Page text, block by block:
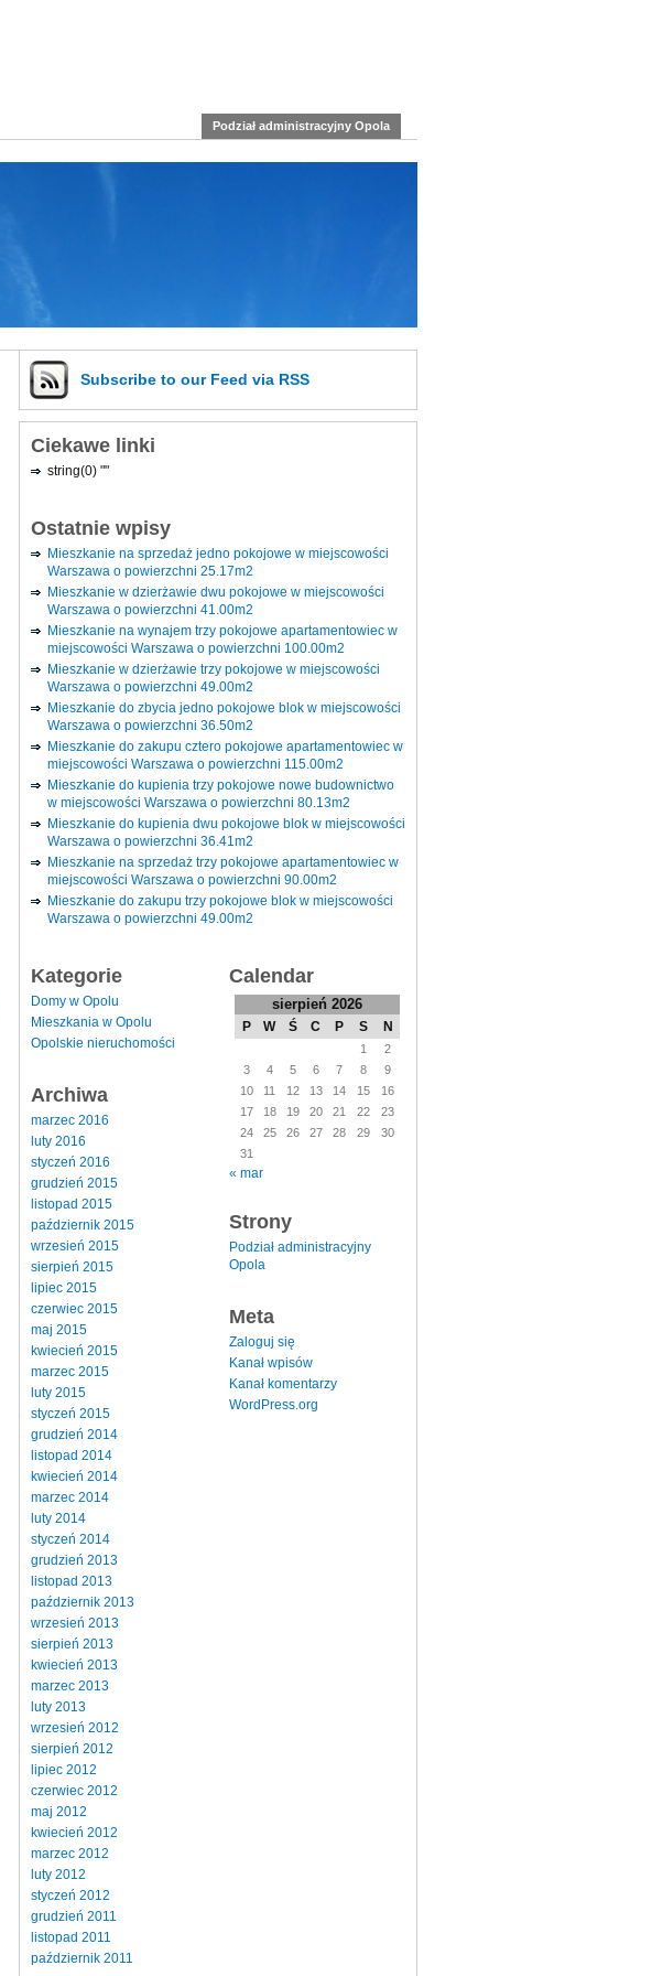
Podział administracyjny Opola
Subscribe to our Feed via RSS
Ciekawe linki
string(0) ""
Ostatnie wpisy
Mieszkanie na sprzedaż jedno pokojowe w miejscowości
Warszawa o powierzchni 25.17m2
Mieszkanie w dzierżawie dwu pokojowe w miejscowości
Warszawa o powierzchni 41.00m2
Mieszkanie na wynajem trzy pokojowe apartamentowiec w
miejscowości Warszawa o powierzchni 100.00m2
Mieszkanie w dzierżawie trzy pokojowe w miejscowości
Warszawa o powierzchni 49.00m2
Mieszkanie do zbycia jedno pokojowe blok w miejscowości
Warszawa o powierzchni 36.50m2
Mieszkanie do zakupu cztero pokojowe apartamentowiec w
miejscowości Warszawa o powierzchni 115.00m2
Mieszkanie do kupienia trzy pokojowe nowe budownictwo
w miejscowości Warszawa o powierzchni 80.13m2
Mieszkanie do kupienia dwu pokojowe blok w miejscowości
Warszawa o powierzchni 36.41m2
Mieszkanie na sprzedaż trzy pokojowe apartamentowiec w
miejscowości Warszawa o powierzchni 90.00m2
Mieszkanie do zakupu trzy pokojowe blok w miejscowości
Warszawa o powierzchni 49.00m2
Kategorie
Domy w Opolu
Mieszkania w Opolu
Opolskie nieruchomości
Archiwa
marzec 2016
luty 2016
styczeń 2016
grudzień 2015
listopad 2015
październik 2015
wrzesień 2015
sierpień 2015
lipiec 2015
czerwiec 2015
maj 2015
kwiecień 2015
marzec 2015
luty 2015
styczeń 2015
grudzień 2014
listopad 2014
kwiecień 2014
marzec 2014
luty 2014
styczeń 2014
grudzień 2013
listopad 2013
październik 2013
wrzesień 2013
sierpień 2013
kwiecień 2013
marzec 2013
luty 2013
wrzesień 2012
sierpień 2012
lipiec 2012
czerwiec 2012
maj 2012
kwiecień 2012
marzec 2012
luty 2012
styczeń 2012
grudzień 2011
listopad 2011
październik 2011
Calendar
sierpień 2026
P W Ś C P S N
1
2
3
4 5 6 7 8
9
10
11 12 13 14 15
16
17
18 19 20 21 22
23
24
25 26 27 28 29
30
31
« mar
Strony
Podział administracyjny
Opola
Meta
Zaloguj się
Kanał wpisów
Kanał komentarzy
WordPress.org